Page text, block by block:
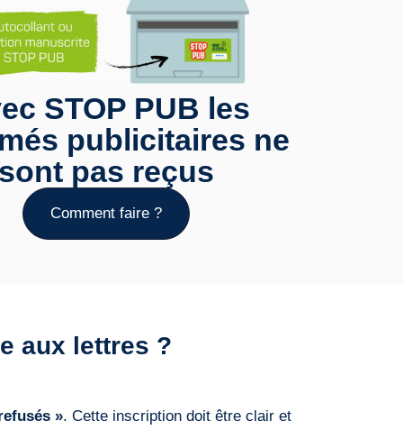
STOP PUB les
publicitaires ne
sont pas reçus
Comment faire ?
aux lettres ?
». Cette inscription doit être clair et